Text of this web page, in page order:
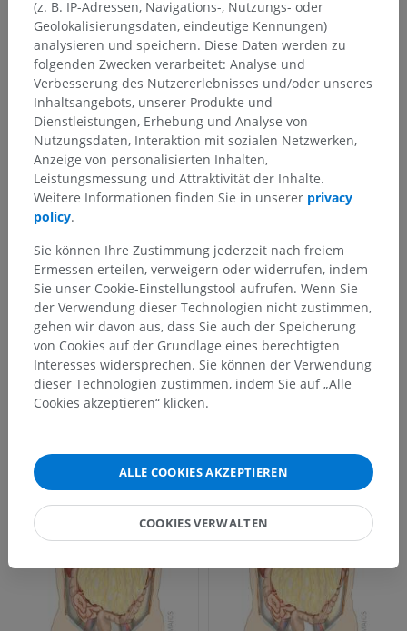
(z. B. IP-Adressen, Navigations-, Nutzungs- oder
Geolokalisierungsdaten, eindeutige Kennungen)
analysieren und speichern. Diese Daten werden zu
folgenden Zwecken verarbeitet: Analyse und
Verbesserung des Nutzererlebnisses und/oder unseres
Inhaltsangebots, unserer Produkte und
Dienstleistungen, Erhebung und Analyse von
Nutzungsdaten, Interaktion mit sozialen Netzwerken,
Anzeige von personalisierten Inhalten,
Leistungsmessung und Attraktivität der Inhalte.
Weitere Informationen finden Sie in unserer privacy
policy.
Sie können Ihre Zustimmung jederzeit nach freiem
Ermessen erteilen, verweigern oder widerrufen, indem
Sie unser Cookie-Einstellungstool aufrufen. Wenn Sie
der Verwendung dieser Technologien nicht zustimmen,
gehen wir davon aus, dass Sie auch der Speicherung
von Cookies auf der Grundlage eines berechtigten
Interesses widersprechen. Sie können der Verwendung
dieser Technologien zustimmen, indem Sie auf „Alle
Cookies akzeptieren“ klicken.
ALLE COOKIES AKZEPTIEREN
COOKIES VERWALTEN